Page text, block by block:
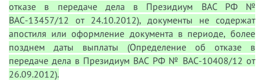
отказе в передаче дела в Президиум ВАС РФ №
ВАС-13457/12 от 24.10.2012), документы не содержат
апостиля или оформление документа в периоде, более
позднем даты выплаты (Определение об отказе в
передаче дела в Президиум ВАС РФ № ВАС-10408/12 от
26.09.2012).